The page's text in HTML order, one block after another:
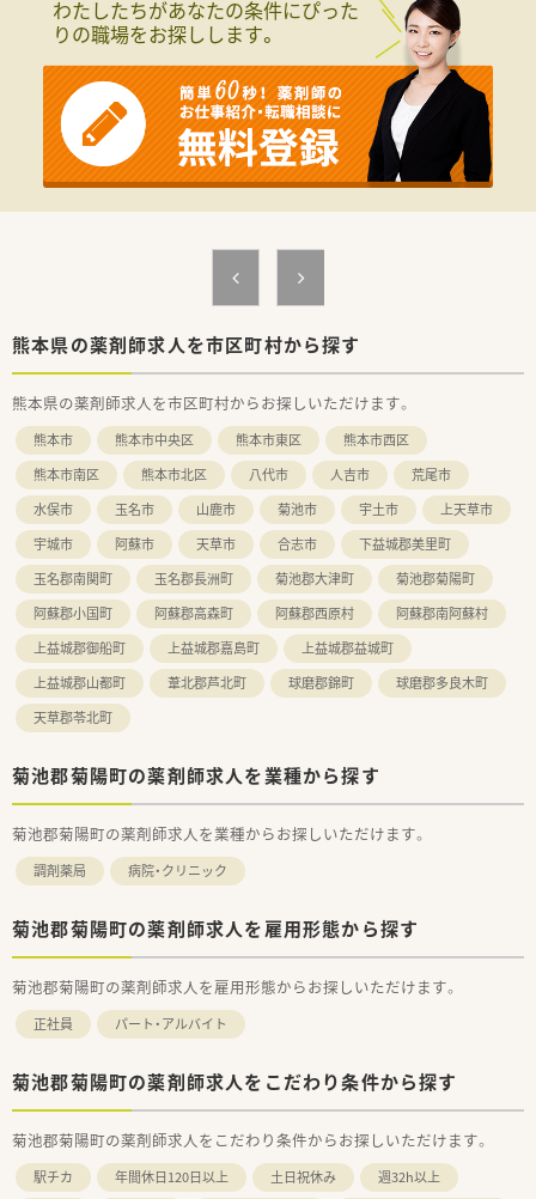
きる環境です。
■処方箋枚数に対して20枚/人程度の人数体制を維持しておりま
■服薬履歴を全店オンライン共有し、自宅近く以外でも飲み合わ
せ・重複チェックができる体制を整えています。
■会社の収益が高ければ、社員の皆さんに給与として還元をして
おり、頑張りに応じて評価頂ける会社です。
＜ワークライフバランスの推進＞
■お客様の満足度をあげるには社員の満足度を上げるしかない
が働きやすい環境作りに取り組んでいます。
■出産・育児休暇の取得率が高く、常時30～40名が育児に専念し
時間になりがちな医療業界で「全社員残業ゼロ（繁忙期除く）」を
目指しております。
ざいます。プライベートの充実が仕事の質につながるという観
点で、「従業員満足がお客様満足につながる」という理念の根幹
であり、長年従業員から愛される秘訣です。
ハートクロス休暇(長期有給消化制度)や育休・産休取得率が高
く、長く働くことが出来る職場環境です。
＜充実の研修制度＞
■必須研修やアドバンス研修、マネジメント研修などご自身の
レベルに応じた研修の受講が可能です。在宅やセルフメディケ
ーション、漢方やがん専門薬剤師など、様々なキャリア構築に向
けた研修内容を取り揃えています。
■実務経験が無い方やブランクがある方も安心できる教育プロ
グラムがあるので安心してスキルアップ出来ます。
■社員教育に関しては、基本研修から興味ある分野を学べるテー
マ別研修があり、その他年次や役職に合わせた研修が充実してい
ます。
しており、症例集めなどは可能です。
■自社開発の150コンテンツある動画は自宅でも視聴可能なよ
■e‐learningは会社負担で受ける事ができ、認定薬剤師資格の
取得も可能です。
■最新機器や処方せん送信アプリ導入で、薬剤師の負担を軽減す
ると共に患者様の待機時間を短縮しております。
わたしたちがあなたの条件にぴった
りの職場をお探しします。
熊本県の薬剤師求人を市区町村から探す
熊本県の薬剤師求人を市区町村からお探しいただけます。
熊本市 熊本市中央区 熊本市東区
熊本市西区
熊本市南区
熊本市北区 八代市 人吉市
荒尾市
水俣市
玉名市 山鹿市 菊池市 宇土市
上天草市
宇城市
阿蘇市 天草市 合志市
下益城郡美里町
玉名郡南関町
玉名郡長洲町 菊池郡大津町
菊池郡菊陽町
阿蘇郡小国町
阿蘇郡高森町 阿蘇郡西原村
阿蘇郡南阿蘇村
上益城郡御船町
上益城郡嘉島町
上益城郡益城町
上益城郡山都町
葦北郡芦北町 球磨郡錦町
球磨郡多良木町
天草郡苓北町
菊池郡菊陽町の薬剤師求人を業種から探す
菊池郡菊陽町の薬剤師求人を業種からお探しいただけます。
調剤薬局 病院・クリニック
菊池郡菊陽町の薬剤師求人を雇用形態から探す
菊池郡菊陽町の薬剤師求人を雇用形態からお探しいただけます。
正社員 パート・アルバイト
菊池郡菊陽町の薬剤師求人をこだわり条件から探す
菊池郡菊陽町の薬剤師求人をこだわり条件からお探しいただけます。
駅チカ 年間休日120日以上 土日祝休み
週32h以上